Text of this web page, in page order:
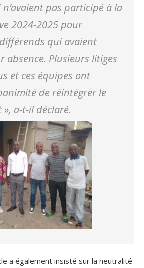
pas participé à la
2024-2025 pour
qui avaient
absence. Plusieurs litiges
et ces équipes ont
de réintégrer le
», a-t-il déclaré.
a également insisté sur la neutralité